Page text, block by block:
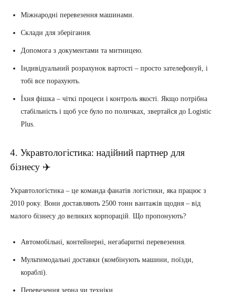
Міжнародні перевезення машинами.
Склади для зберігання.
Допомога з документами та митницею.
Індивідуальний розрахунок вартості – просто зателефонуй, і
тобі все порахують.
Їхня фішка – чіткі процеси і контроль якості. Якщо потрібна
стабільність і щоб усе було по поличках, звертайся до Logistic
Plus.
4. Укравтологістика: надійний партнер для
бізнесу ✈️
Укравтологістика – це команда фанатів логістики, яка працює з
2010 року. Вони доставляють 2500 тонн вантажів щодня – від
малого бізнесу до великих корпорацій. Що пропонують?
Автомобільні, контейнерні, негабаритні перевезення.
Мультимодальні доставки (комбінують машини, поїзди,
кораблі).
Перевезення зерна чи техніки.